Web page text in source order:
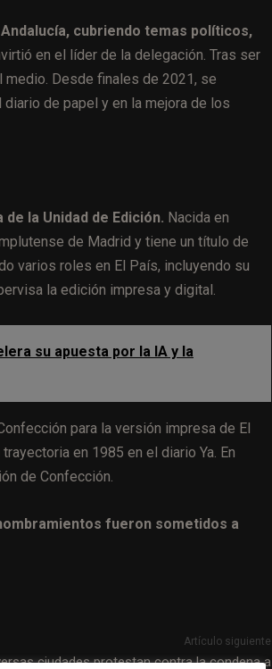
cubriendo temas políticos,
en el líder de la delegación. Tras ser
Desde finales de 2021, se
de papel y en la mejora de los
la Unidad de Edición. Nacida en
de Madrid y tiene un título de
varios roles en El País, incluyendo su
la edición impresa y digital.
su apuesta por la IA y la
para la versión impresa de El
en 1985 en el diario Ya. En
de Confección.
fueron sometidos a
Artículo siguiente
ciudades protestan contra la condena a